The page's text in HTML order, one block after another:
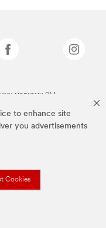
to enhance site
you advertisements
Cookies
марками 3M.